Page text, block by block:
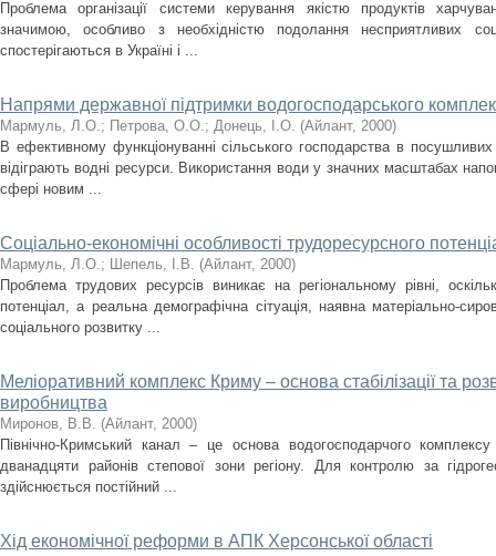
Проблема організації системи керування якістю продуктів
значимою, особливо з необхідністю подолання несприятливих
спостерігаються в Україні і ...
Напрями державної підтримки водогосподарського
Мармуль, Л.О.; Петрова, О.О.; Донець, І.О. (Айлант, 2000)
В ефективному функціонуванні сільського господарства в
відіграють водні ресурси. Використання води у значних масштабах
сфері новим ...
Соціально-економічні особливості трудоресурсного
Мармуль, Л.О.; Шепель, І.В. (Айлант, 2000)
Проблема трудових ресурсів виникає на регіональному рівні,
потенціал, а реальна демографічна сітуація, наявна матеріально-
соціального розвитку ...
Меліоративний комплекс Криму – основа стабілізації та
виробництва
Миронов, В.В. (Айлант, 2000)
Північно-Кримський канал – це основа водогосподарчого
дванадцяти районів степової зони регіону. Для контролю за
здійснюється постійний ...
Хід економічної реформи в АПК Херсонської області